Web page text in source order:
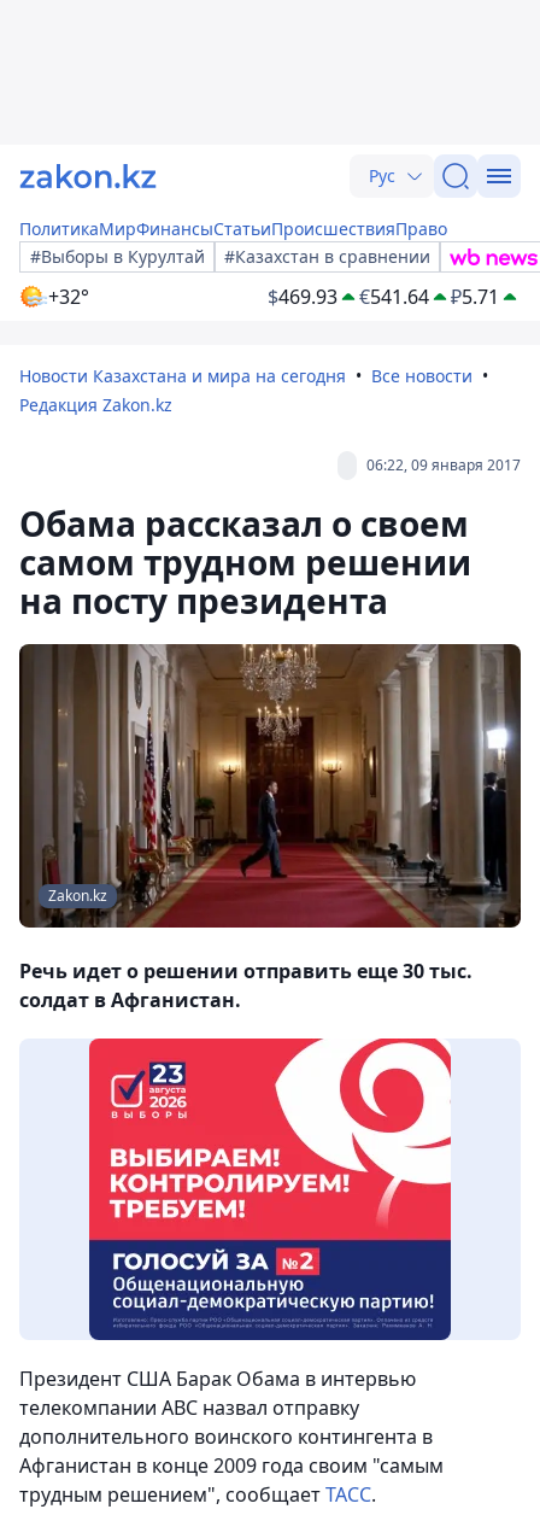
Рус
ПолитикаМирФинансыСтатьиПроисшествияПраво
#Выборы в Курултай
#Казахстан в сравнении
+32° $469.93 €541.64 ₽5.71
Новости Казахстана и мира на сегодня
Все новости
Редакция Zakon.kz
06:22, 09 января 2017
Обама рассказал о своем
самом трудном решении
на посту президента
Zakon.kz
Речь идет о решении отправить еще 30 тыс.
солдат в Афганистан.
Президент США Барак Обама в интервью
телекомпании ABC назвал отправку
дополнительного воинского контингента в
Афганистан в конце 2009 года своим "самым
трудным решением", сообщаетТАСС.